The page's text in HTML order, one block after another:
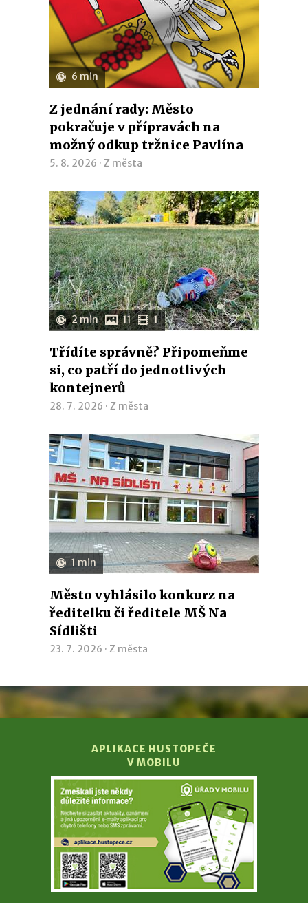
6 min
Z jednání rady: Město
pokračuje v přípravách na
možný odkup tržnice Pavlína
5. 8. 2026 · Z města
2 min 11 1
Třídíte správně? Připomeňme
si, co patří do jednotlivých
kontejnerů
28. 7. 2026 · Z města
1 min
Město vyhlásilo konkurz na
ředitelku či ředitele MŠ Na
Sídlišti
23. 7. 2026 · Z města
APLIKACE HUSTOPEČE
V MOBILU